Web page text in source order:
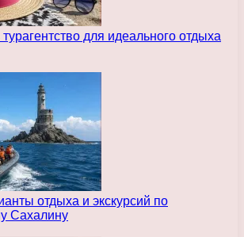
для идеального отдыха
отдыха и экскурсий по
Сахалину